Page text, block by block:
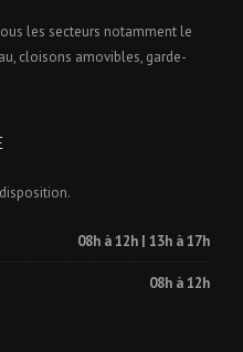
les secteurs notamment le
cloisons amovibles, garde-
08h à 12h | 13h à 17h
08h à 12h